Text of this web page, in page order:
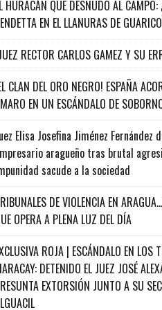
HURACÁN QUE DESNUDÓ AL
EN EL LLANURAS DE
RECTOR CARLOS GAMEZ Y SU
CLAN DEL ORO NEGRO! ESPAÑA
EN UN ESCÁNDALO DE
Elisa Josefina Jiménez Fernández
aragueño tras brutal
sacude a la sociedad
DE VIOLENCIA EN
OPERA A PLENA LUZ DEL DÍA
ROJA | ESCÁNDALO EN LOS
DETENIDO EL JUEZ JOSÉ
EXTORSIÓN JUNTO A SU